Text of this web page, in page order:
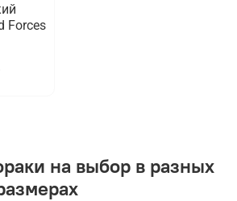
Forces
на выбор в разных